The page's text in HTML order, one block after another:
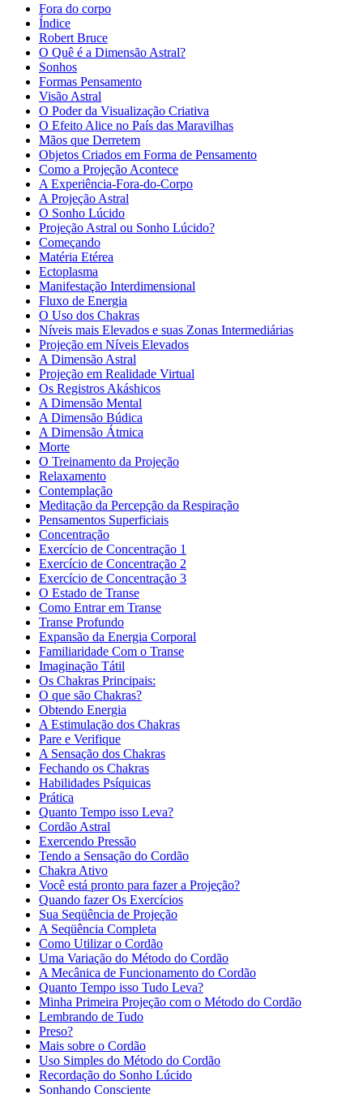
Fora do corpo
Índice
Robert Bruce
O Quê é a Dimensão Astral?
Sonhos
Formas Pensamento
Visão Astral
O Poder da Visualização Criativa
O Efeito Alice no País das Maravilhas
Mãos que Derretem
Objetos Criados em Forma de Pensamento
Como a Projeção Acontece
A Experiência-Fora-do-Corpo
A Projeção Astral
O Sonho Lúcido
Projeção Astral ou Sonho Lúcido?
Começando
Matéria Etérea
Ectoplasma
Manifestação Interdimensional
Fluxo de Energia
O Uso dos Chakras
Níveis mais Elevados e suas Zonas Intermediárias
Projeção em Níveis Elevados
A Dimensão Astral
Projeção em Realidade Virtual
Os Registros Akáshicos
A Dimensão Mental
A Dimensão Búdica
A Dimensão Átmica
Morte
O Treinamento da Projeção
Relaxamento
Contemplação
Meditação da Percepção da Respiração
Pensamentos Superficiais
Concentração
Exercício de Concentração 1
Exercício de Concentração 2
Exercício de Concentração 3
O Estado de Transe
Como Entrar em Transe
Transe Profundo
Expansão da Energia Corporal
Familiaridade Com o Transe
Imaginação Tátil
Os Chakras Principais:
O que são Chakras?
Obtendo Energia
A Estimulação dos Chakras
Pare e Verifique
A Sensação dos Chakras
Fechando os Chakras
Habilidades Psíquicas
Prática
Quanto Tempo isso Leva?
Cordão Astral
Exercendo Pressão
Tendo a Sensação do Cordão
Chakra Ativo
Você está pronto para fazer a Projeção?
Quando fazer Os Exercícios
Sua Seqüência de Projeção
A Seqüência Completa
Como Utilizar o Cordão
Uma Variação do Método do Cordão
A Mecânica de Funcionamento do Cordão
Quanto Tempo isso Tudo Leva?
Minha Primeira Projeção com o Método do Cordão
Lembrando de Tudo
Preso?
Mais sobre o Cordão
Uso Simples do Método do Cordão
Recordação do Sonho Lúcido
Sonhando Consciente